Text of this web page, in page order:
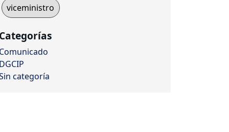
viceministro
Categorías
Comunicado
DGCIP
categoría